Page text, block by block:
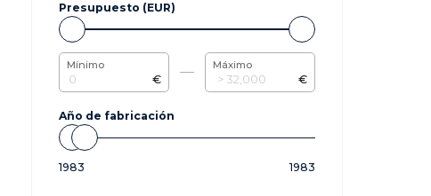
Presupuesto (EUR)
Mínimo
€
Máximo
€
Año de fabricación
1983 1983